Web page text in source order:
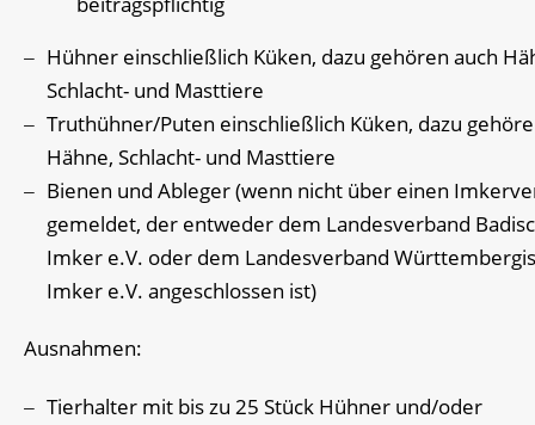
Hühner einschließlich Küken, dazu gehören auch
Schlacht- und Masttiere
Truthühner/Puten einschließlich Küken, dazu
Hähne, Schlacht- und Masttiere
Bienen und Ableger(wenn nicht über einen
gemeldet, der entweder dem Landesverband
Imker e.V. oder dem Landesverband
Imker e.V. angeschlossen ist)
Ausnahmen:
Tierhalter mit bis zu 25 Stück Hühner und/oder